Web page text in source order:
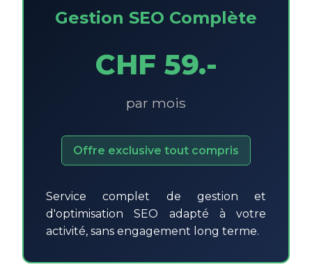
Gestion SEO Complète
CHF 59.-
par mois
Offre exclusive tout compris
Service complet de gestion et
d'optimisation SEO adapté à votre
activité, sans engagement long terme.